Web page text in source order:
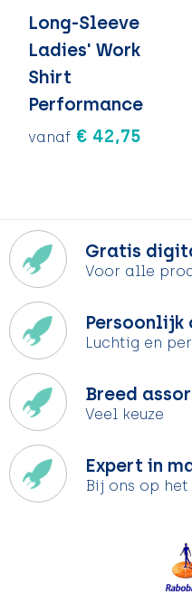
Long-Sleeve
Ladies' Work
Shirt
Performance
vanaf € 42,75
Gratis
Voor alle
Luchtig en
Breed
Veel keuze
Expert in
Bij ons op